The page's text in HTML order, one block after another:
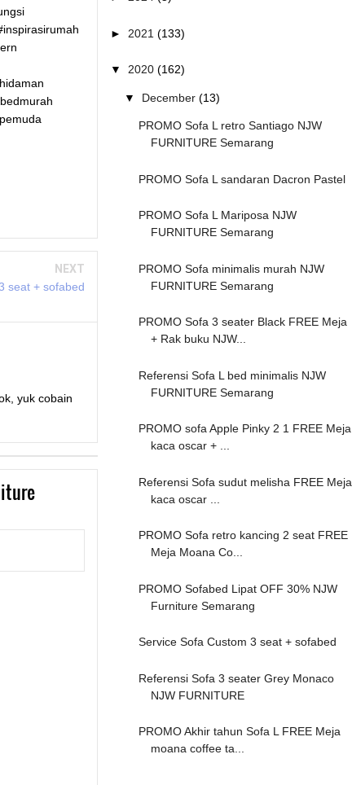
NEXT
seat + sofabed
yuk cobain
► 2021 (133)
▼ 2020 (162)
▼ December (13)
PROMO Sofa L retro Santiago NJW
FURNITURE Semarang
PROMO Sofa L sandaran Dacron Pastel
PROMO Sofa L Mariposa NJW
FURNITURE Semarang
PROMO Sofa minimalis murah NJW
FURNITURE Semarang
PROMO Sofa 3 seater Black FREE Meja
+ Rak buku NJW...
Referensi Sofa L bed minimalis NJW
FURNITURE Semarang
PROMO sofa Apple Pinky 2 1 FREE Meja
kaca oscar + ...
Referensi Sofa sudut melisha FREE Meja
kaca oscar ...
PROMO Sofa retro kancing 2 seat FREE
Meja Moana Co...
PROMO Sofabed Lipat OFF 30% NJW
Furniture Semarang
Service Sofa Custom 3 seat + sofabed
Referensi Sofa 3 seater Grey Monaco
NJW FURNITURE
PROMO Akhir tahun Sofa L FREE Meja
moana coffee ta...